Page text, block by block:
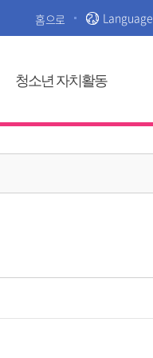
홈으로 Language
청소년 자치활동